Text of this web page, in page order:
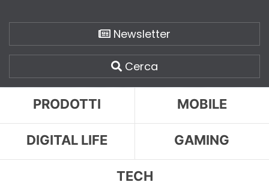
Newsletter
Cerca
PRODOTTI MOBILE
DIGITAL LIFE GAMING
TECH